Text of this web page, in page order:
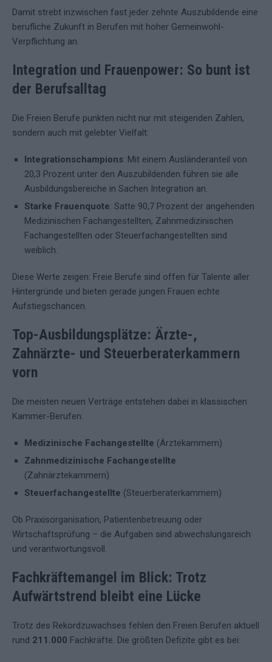
Damit strebt inzwischen fast jeder zehnte Auszubildende eine
berufliche Zukunft in Berufen mit hoher Gemeinwohl-
Verpflichtung an.
Integration und Frauenpower: So bunt ist
der Berufsalltag
Die Freien Berufe punkten nicht nur mit steigenden Zahlen,
sondern auch mit gelebter Vielfalt:
Integrationschampions: Mit einem Ausländeranteil von
20,3 Prozent unter den Auszubildenden führen sie alle
Ausbildungsbereiche in Sachen Integration an.
Starke Frauenquote: Satte 90,7 Prozent der angehenden
Medizinischen Fachangestellten, Zahnmedizinischen
Fachangestellten oder Steuerfachangestellten sind
weiblich.
Diese Werte zeigen: Freie Berufe sind offen für Talente aller
Hintergründe und bieten gerade jungen Frauen echte
Aufstiegschancen.
Top-Ausbildungsplätze: Ärzte-,
Zahnärzte- und Steuerberaterkammern
vorn
Die meisten neuen Verträge entstehen dabei in klassischen
Kammer-Berufen:
Medizinische Fachangestellte (Ärztekammern)
Zahnmedizinische Fachangestellte
(Zahnärztekammern)
Steuerfachangestellte (Steuerberaterkammern)
Ob Praxisorganisation, Patientenbetreuung oder
Wirtschaftsprüfung – die Aufgaben sind abwechslungsreich
und verantwortungsvoll.
Fachkräftemangel im Blick: Trotz
Aufwärtstrend bleibt eine Lücke
Trotz des Rekordzuwachses fehlen den Freien Berufen aktuell
rund 211.000 Fachkräfte. Die größten Defizite gibt es bei: